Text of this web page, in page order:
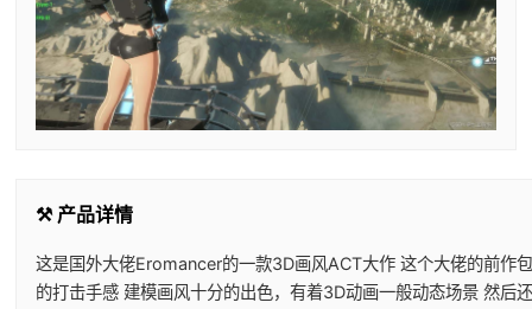
⚒️ 产品详情
这是国外大佬Eromancer的一款3D画风ACT大作 这个大佬的前作
的打击手感 建模画风十分的出色，有着3D动画一般动态场景 然